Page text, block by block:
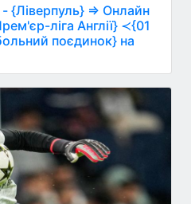
{Ліверпуль} ⇒ Онлайн
ліга Англії} ≺{01
поєдинок} на